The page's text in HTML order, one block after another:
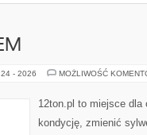
- 2026 MOŻLIWOŚĆ
12ton.pl to miejsce dla
kondycję, zmienić